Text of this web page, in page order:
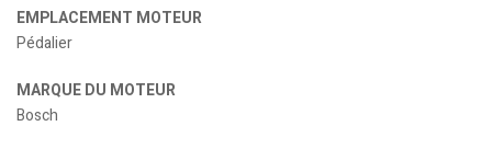
EMPLACEMENT MOTEUR
Pédalier
MARQUE DU MOTEUR
Bosch